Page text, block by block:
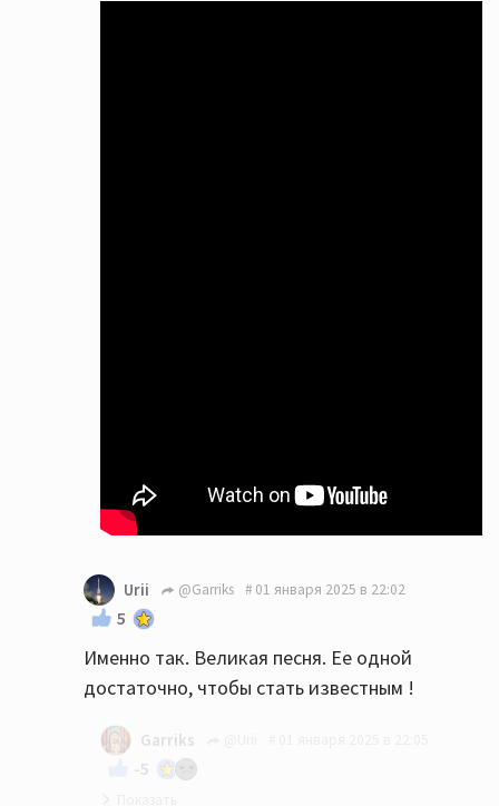
Urii @Garriks 01 января 2025 в 22:02
5
Именно так. Великая песня. Ее одной
достаточно, чтобы стать известным !
Garriks
-5